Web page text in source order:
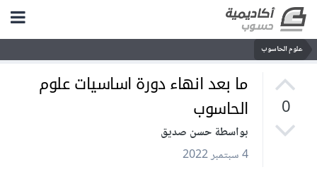
علوم الحاسوب
0
ما بعد انهاء دورة اساسيات علوم
الحاسوب
بواسطة حسن صديق
4 سبتمبر 2022